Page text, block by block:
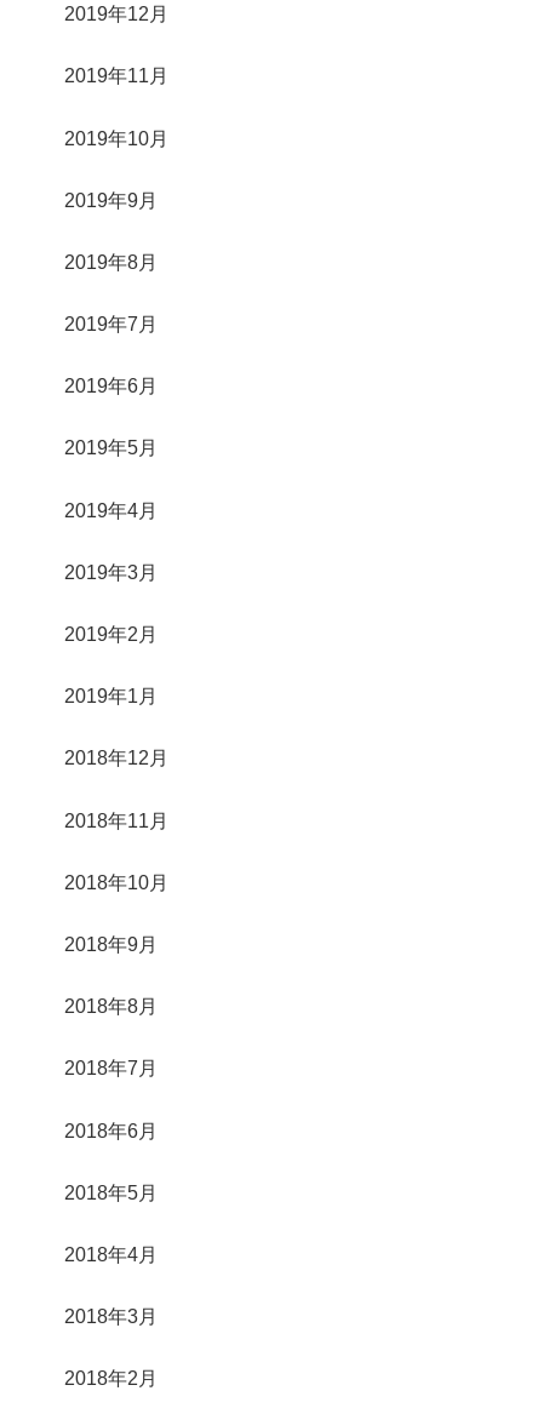
2019年12月
2019年11月
2019年10月
2019年9月
2019年8月
2019年7月
2019年6月
2019年5月
2019年4月
2019年3月
2019年2月
2019年1月
2018年12月
2018年11月
2018年10月
2018年9月
2018年8月
2018年7月
2018年6月
2018年5月
2018年4月
2018年3月
2018年2月